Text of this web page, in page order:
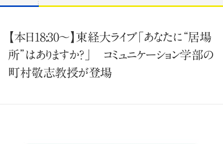
【本日18:30～】東経大ライブ「あなたに“居場
所”はありますか？」 コミュニケーション学部の
町村敬志教授が登場